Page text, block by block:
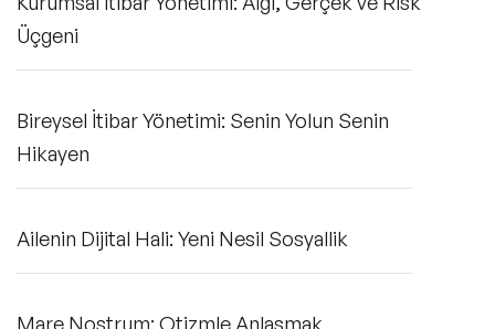
Üçgeni
Bireysel İtibar Yönetimi: Senin Yolun Senin
Hikayen
Ailenin Dijital Hali: Yeni Nesil Sosyallik
Mare Nostrum: Otizmle Anlaşmak